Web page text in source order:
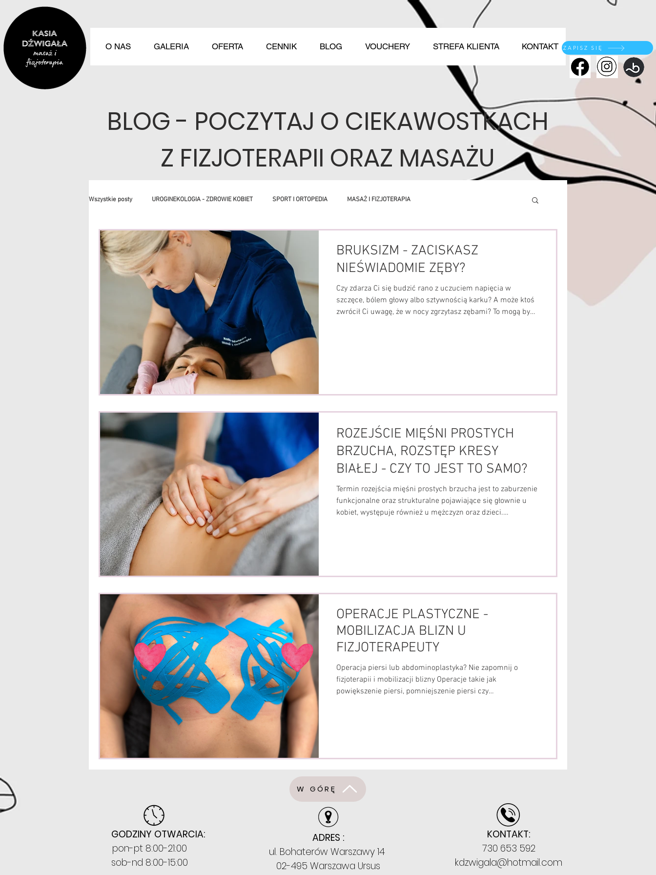
O NAS GALERIA OFERTA CENNIK BLOG VOUCHERY STREFA KLIENTA KONTAKT ZAPISZ SIĘ
BLOG - POCZYTAJ O CIEKAWOSTKACH
Z FIZJOTERAPII ORAZ MASAŻU
Wszystkie posty UROGINEKOLOGIA - ZDROWIE KOBIET SPORT I ORTOPEDIA MASAŻ I FIZJOTERAPIA
BRUKSIZM - ZACISKASZ
NIEŚWIADOMIE ZĘBY?
Czy zdarza Ci się budzić rano z uczuciem napięcia w
szczęce, bólem głowy albo sztywnością karku? A może ktoś
zwrócił Ci uwagę, że w nocy zgrzytasz zębami? To mogą być
ROZEJŚCIE MIĘŚNI PROSTYCH
BRZUCHA, ROZSTĘP KRESY
BIAŁEJ - CZY TO JEST TO SAMO?
Termin rozejścia mięśni prostych brzucha jest to zaburzenie
funkcjonalne oraz strukturalne pojawiające się głownie u
kobiet, występuje również u mężczyzn oraz dzieci.
OPERACJE PLASTYCZNE -
MOBILIZACJA BLIZN U
FIZJOTERAPEUTY
Operacja piersi lub abdominoplastyka? Nie zapomnij o
fizjoterapii i mobilizacji blizny Operacje takie jak
powiększenie piersi, pomniejszenie piersi czy
ma odpowiednia praca z blizną. Właśnie tutaj
W GÓRĘ
GODZINY OTWARCIA:
pon-pt 8:00-21:00
sob-nd 8:00-15:00
ADRES :
ul. Bohaterów Warszawy 14
02-495 Warszawa Ursus
KONTAKT:
730 653 592
kdzwigala@hotmail.com